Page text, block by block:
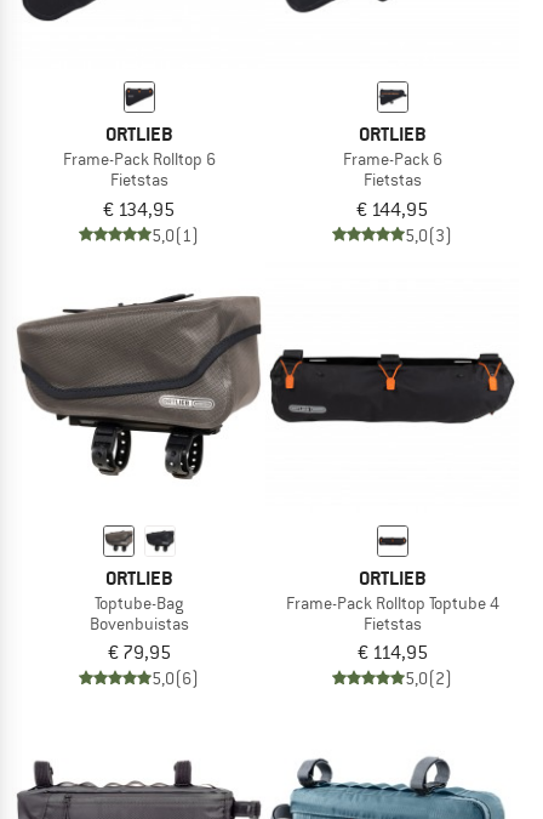
ORTLIEB
Frame-Pack Rolltop 6
Fietstas
€ 134,95
5,0(1)
ORTLIEB
Frame-Pack 6
Fietstas
€ 144,95
5,0(3)
ORTLIEB
Toptube-Bag
Bovenbuistas
€ 79,95
5,0(6)
ORTLIEB
Frame-Pack Rolltop Toptube 4
Fietstas
€ 114,95
5,0(2)